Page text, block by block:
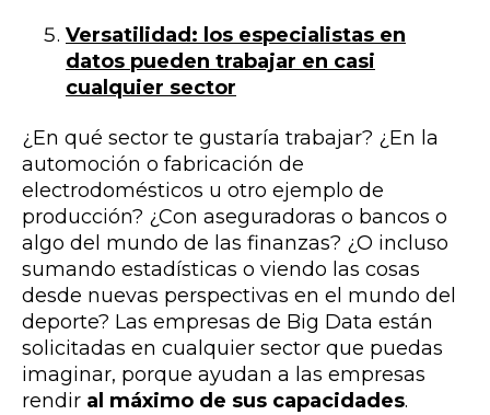
Versatilidad: los especialistas en
datos pueden trabajar en casi
cualquier sector
¿En qué sector te gustaría trabajar? ¿En la
automoción o fabricación de
electrodomésticos u otro ejemplo de
producción? ¿Con aseguradoras o bancos o
algo del mundo de las finanzas? ¿O incluso
sumando estadísticas o viendo las cosas
desde nuevas perspectivas en el mundo del
deporte? Las empresas de Big Data están
solicitadas en cualquier sector que puedas
imaginar, porque ayudan a las empresas
rendir al máximo de sus capacidades.